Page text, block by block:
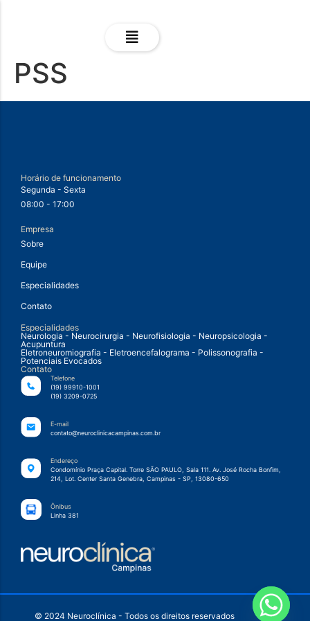
PSS
Horário de funcionamento
Segunda - Sexta
08:00 - 17:00
Empresa
Sobre
Equipe
Especialidades
Contato
Especialidades
Neurologia - Neurocirurgia - Neurofisiologia - Neuropsicologia -
Acupuntura
Eletroneuromiografia - Eletroencefalograma - Polissonografia -
Potenciais Evocados
Contato
Telefone
(19) 99910-1001
(19) 3209-0725
E-mail
contato@neuroclinicacampinas.com.br
Endereço
Condomínio Praça Capital. Torre SÃO PAULO, Sala 111. Av. José Rocha Bonfim,
214, Lot. Center Santa Genebra, Campinas - SP, 13080-650
Ônibus
Linha 381
© 2024 Neuroclínica - Todos os direitos reservados